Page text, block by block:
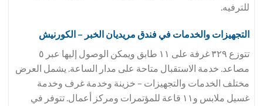
للترفيه.
التجهيزات والخدمات في فندق مريديان الخبر – الكورنيش
تتوزع ٣٢٩ غرفة على ١١ طابق ويمكن الوصول إليها عبر ٥
مصاعد. خدمة الاستقبال متاحة على مدار الساعة. يشمل العرض
مختلف الخدمات والتجهيزات – خزينة وخدمة غرف وخدمة
غسيل ملابس و١١ قاعة للمؤتمرات ومركز أعمال. تتوفر في